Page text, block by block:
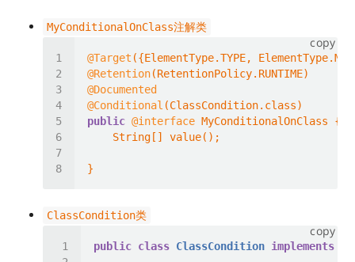
MyConditionalOnClass注解类
copy
@Target
@Retention
@Documented
@Conditional
public @interface
ClassCondition类
copy
public class ClassCondition implements